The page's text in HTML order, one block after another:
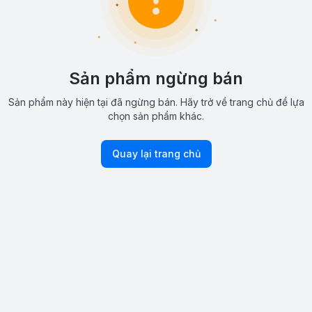
Sản phẩm ngừng bán
Sản phẩm này hiện tại đã ngừng bán. Hãy trở về trang chủ để lựa
chọn sản phẩm khác.
Quay lại trang chủ